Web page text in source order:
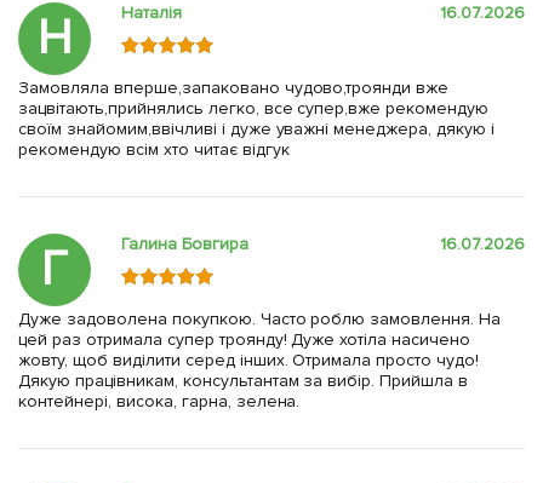
Н Наталія 16.07.2026
Замовляла вперше,запаковано чудово,троянди вже
зацвітають,прийнялись легко, все супер,вже рекомендую
своїм знайомим,ввічливі і дуже уважні менеджера, дякую і
рекомендую всім хто читає відгук
Г Галина Бовгира 16.07.2026
Дуже задоволена покупкою. Часто роблю замовлення. На
цей раз отримала супер троянду! Дуже хотіла насичено
жовту, щоб виділити серед інших. Отримала просто чудо!
Дякую працівникам, консультантам за вибір. Прийшла в
контейнері, висока, гарна, зелена.